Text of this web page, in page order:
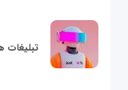
تبلیغات